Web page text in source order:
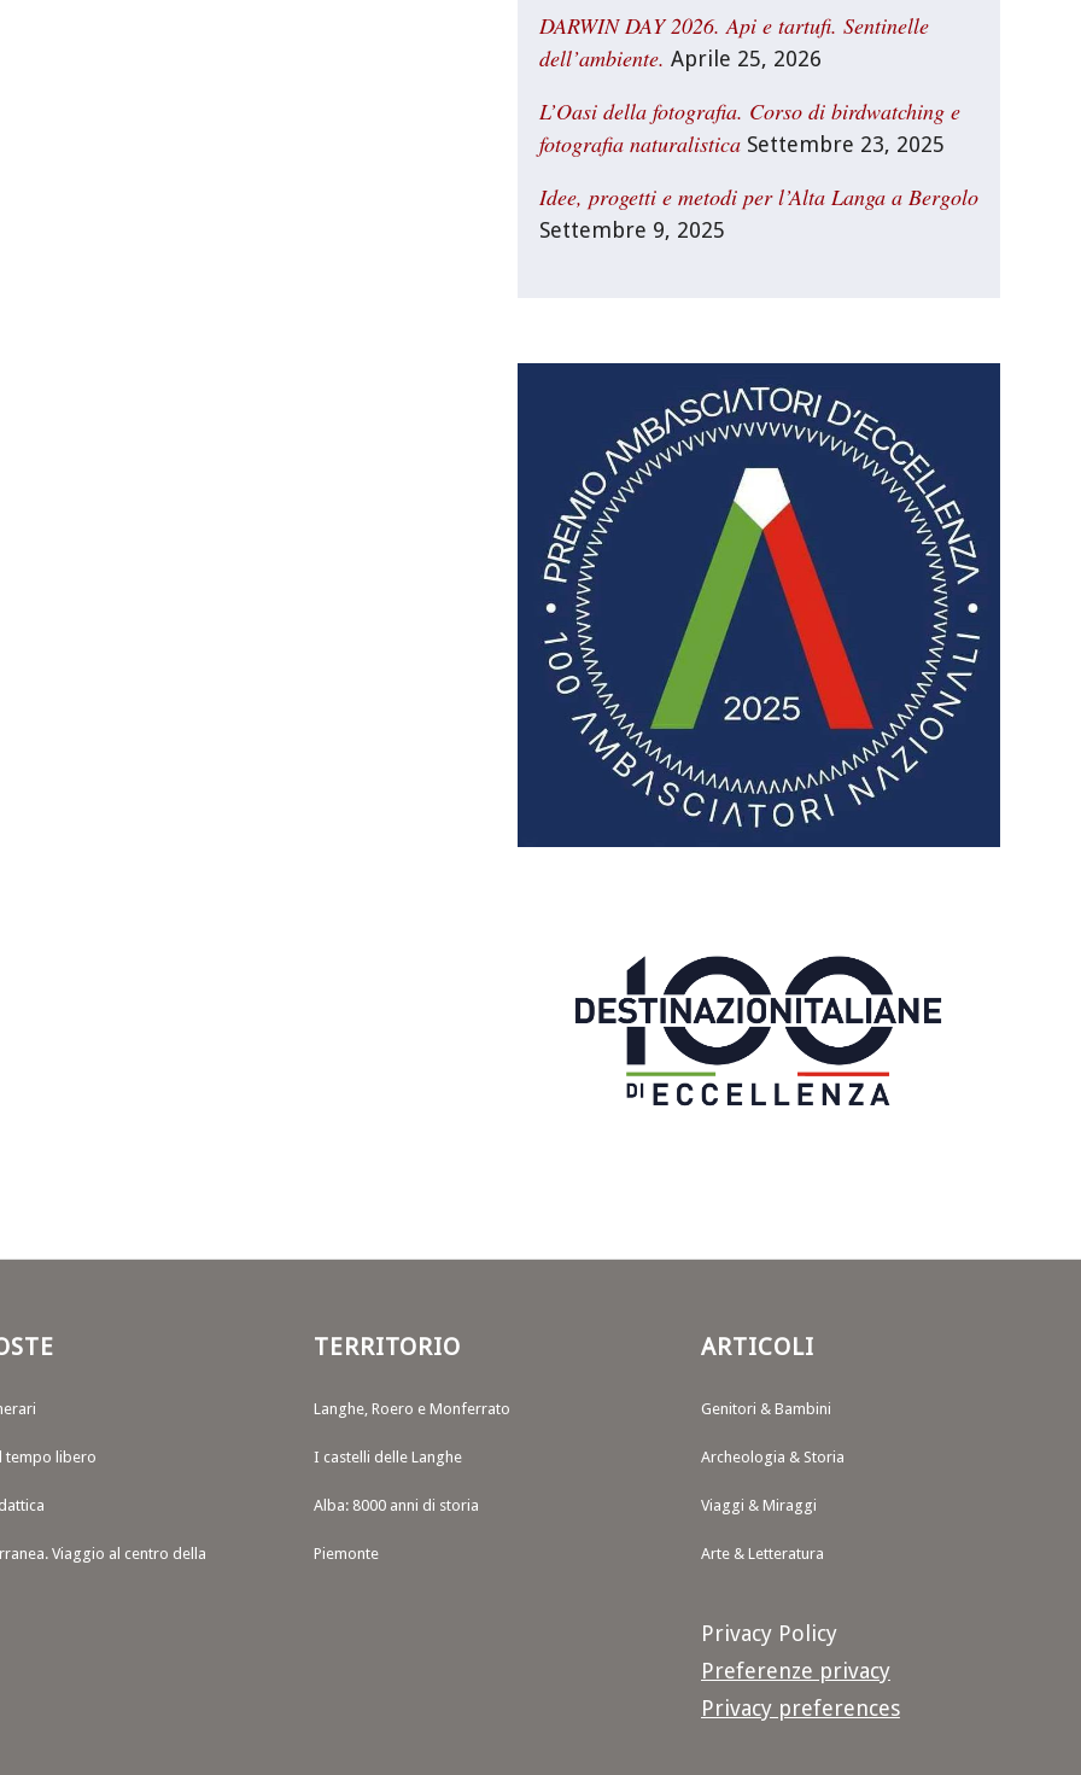
DARWIN DAY 2026. Api e tartufi. Sentinelle
dell’ambiente. Aprile 25, 2026
L’Oasi della fotografia. Corso di birdwatching e
fotografia naturalistica Settembre 23, 2025
Idee, progetti e metodi per l’Alta Langa a Bergolo
Settembre 9, 2025
tempo libero
Viaggio al centro della
TERRITORIO
Langhe, Roero e Monferrato
I castelli delle Langhe
Alba: 8000 anni di storia
Piemonte
ARTICOLI
Genitori & Bambini
Archeologia & Storia
Viaggi & Miraggi
Arte & Letteratura
Privacy Policy
Preferenze privacy
Privacy preferences